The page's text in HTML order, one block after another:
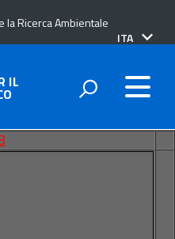
Ricerca Ambientale
lingua
ITA
IL